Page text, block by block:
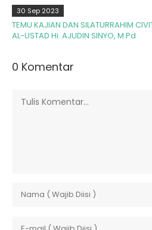
30 Sep 2023
TEMU KAJIAN DAN SILATURRAHIM
AL-USTAD Hi. AJUDIN SINYO, M.Pd
0 Komentar